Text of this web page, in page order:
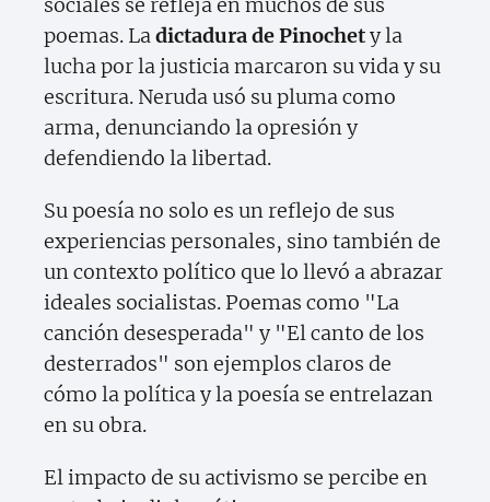
poemas. Ladictadura de Pinochety la
lucha por la justicia marcaron su vida y su
escritura. Neruda usó su pluma como
arma, denunciando la opresión y
defendiendo la libertad.
Su poesía no solo es un reflejo de sus
experiencias personales, sino también de
un contexto político que lo llevó a abrazar
ideales socialistas. Poemas como "La
canción desesperada" y "El canto de los
desterrados" son ejemplos claros de
cómo la política y la poesía se entrelazan
en su obra.
El impacto de su activismo se percibe en